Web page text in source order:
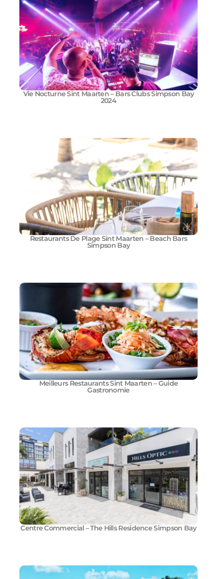
Vie Nocturne Sint Maarten – Bars Clubs Simpson Bay
2024
Restaurants De Plage Sint Maarten – Beach Bars
Simpson Bay
Meilleurs Restaurants Sint Maarten – Guide
Gastronomie
Centre Commercial – The Hills Residence Simpson Bay